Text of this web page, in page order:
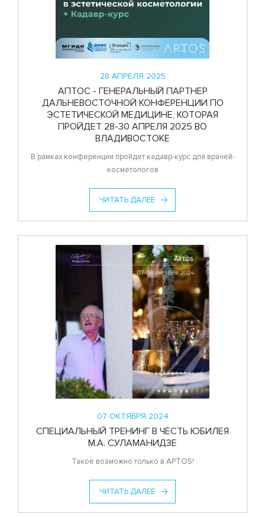
28 АПРЕЛЯ 2025
АПТОС - ГЕНЕРАЛЬНЫЙ ПАРТНЕР
ДАЛЬНЕВОСТОЧНОЙ КОНФЕРЕНЦИИ ПО
ЭСТЕТИЧЕСКОЙ МЕДИЦИНЕ, КОТОРАЯ
ПРОЙДЕТ 28-30 АПРЕЛЯ 2025 ВО
ВЛАДИВОСТОКЕ
В рамках конференции пройдет кадавр-курс для врачей-
косметологов
ЧИТАТЬ ДАЛЕЕ
07 ОКТЯБРЯ 2024
СПЕЦИАЛЬНЫЙ ТРЕНИНГ В ЧЕСТЬ ЮБИЛЕЯ
М.А. СУЛАМАНИДЗЕ
Такое возможно только в APTOS!
ЧИТАТЬ ДАЛЕЕ